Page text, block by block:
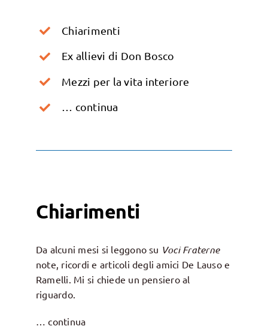
Chiarimenti
Ex allievi di Don Bosco
Mezzi per la vita interiore
… continua
Chiarimenti
Da alcuni mesi si leggono su Voci Fraterne
note, ricordi e articoli degli amici De Lauso e
Ramelli. Mi si chiede un pensiero al
riguardo.
… continua